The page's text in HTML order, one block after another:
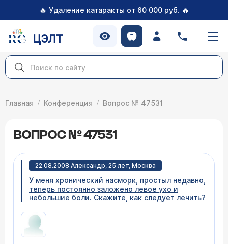
🔥 Удаление катаракты от 60 000 руб. 🔥
ЦЭЛТ
Главная Конференция Вопрос № 47531
ВОПРОС № 47531
22.08.2008 Александр, 25 лет, Москва
У меня хронический насморк, простыл недавно,
теперь постоянно заложено левое ухо и
небольшие боли. Скажите, как следует лечить?